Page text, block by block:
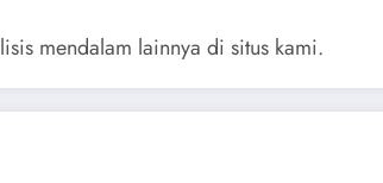
mendalam lainnya di situs kami.